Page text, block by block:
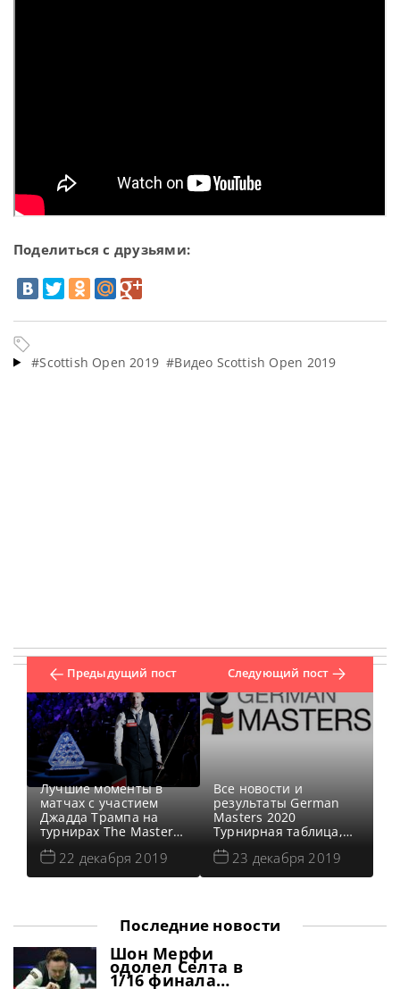
Поделиться с друзьями:
#Scottish Open 2019 #Видео Scottish Open 2019
Предыдущий пост
Лучшие моменты в
матчах с участием
Джадда Трампа на
турнирах The Masters
2019, UK
Championship 2019 и
Чемпионате Мира
Поделиться с
друзьями:
22 декабря 2019
Следующий пост
Все новости и
результаты German
Masters 2020
Турнирная таблица,
результаты German
Masters 2020
Квалификация German
German Masters 2020
(рейтинговый). Второй
23 декабря 2019
Последние новости
Шон Мерфи
одолел Селта в
1/16 финала